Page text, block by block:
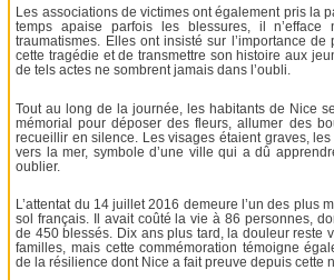
Les associations de victimes ont également pris la
temps apaise parfois les blessures, il
traumatismes. Elles ont insisté sur l’importance
cette tragédie et de transmettre son histoire aux
de tels actes ne sombrent jamais dans l’oubli.
Tout au long de la journée, les habitants de Nice
mémorial pour déposer des fleurs, allumer des
recueillir en silence. Les visages étaient graves,
vers la mer, symbole d’une ville qui a dû
oublier.
L’attentat du 14 juillet 2016 demeure l’un des plus
sol français. Il avait coûté la vie à 86 personnes,
de 450 blessés. Dix ans plus tard, la douleur reste
familles, mais cette commémoration témoigne
de la résilience dont Nice a fait preuve depuis cette